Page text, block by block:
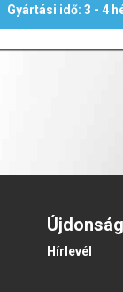
Gyártási idő: 3 - 4
Hírlevél